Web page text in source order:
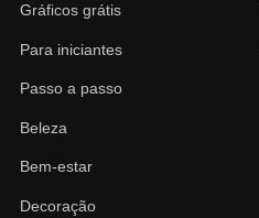
Gráficos grátis
Para iniciantes
Passo a passo
Beleza
Bem-estar
Decoração